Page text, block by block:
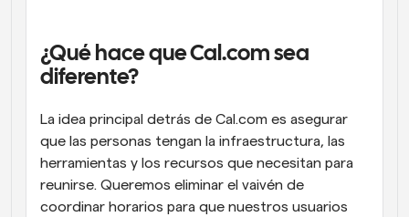
Programación potenciadda con llamadas
impulsadas por IA
Automatiza la programación y los recordatorios
Blog
actualizaciones
Reuniones Instantáneas
Reúnete con clientes en minutos
¿Qué hace que Cal.com sea
diferente?
La idea principal detrás de Cal.com es asegurar
que las personas tengan la infraestructura, las
herramientas y los recursos que necesitan para
reunirse. Queremos eliminar el vaivén de
coordinar horarios para que nuestros usuarios